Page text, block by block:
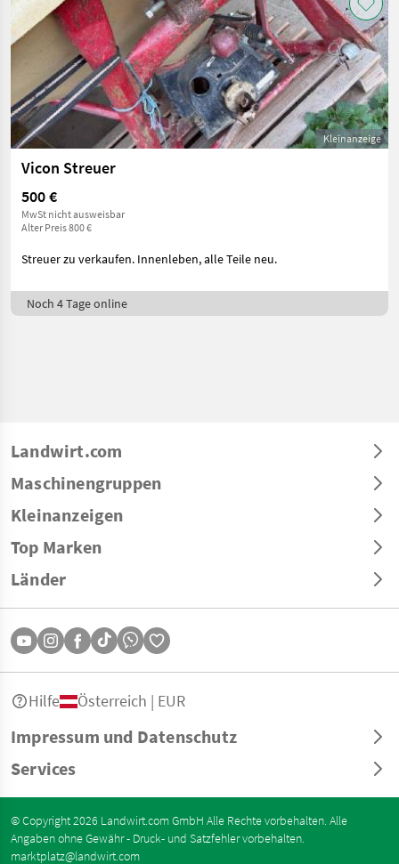
Kleinanzeige
Vicon Streuer
500 €
MwSt nicht ausweisbar
Alter Preis 800 €
Streuer zu verkaufen. Innenleben, alle Teile neu.
Noch 4 Tage online
Landwirt.com
Maschinengruppen
Kleinanzeigen
Top Marken
Länder
Impressum und Datenschutz
Services
Hilfe Österreich | EUR
© Copyright 2026 Landwirt.com GmbH Alle Rechte vorbehalten. Alle
Angaben ohne Gewähr - Druck- und Satzfehler vorbehalten.
marktplatz@landwirt.com